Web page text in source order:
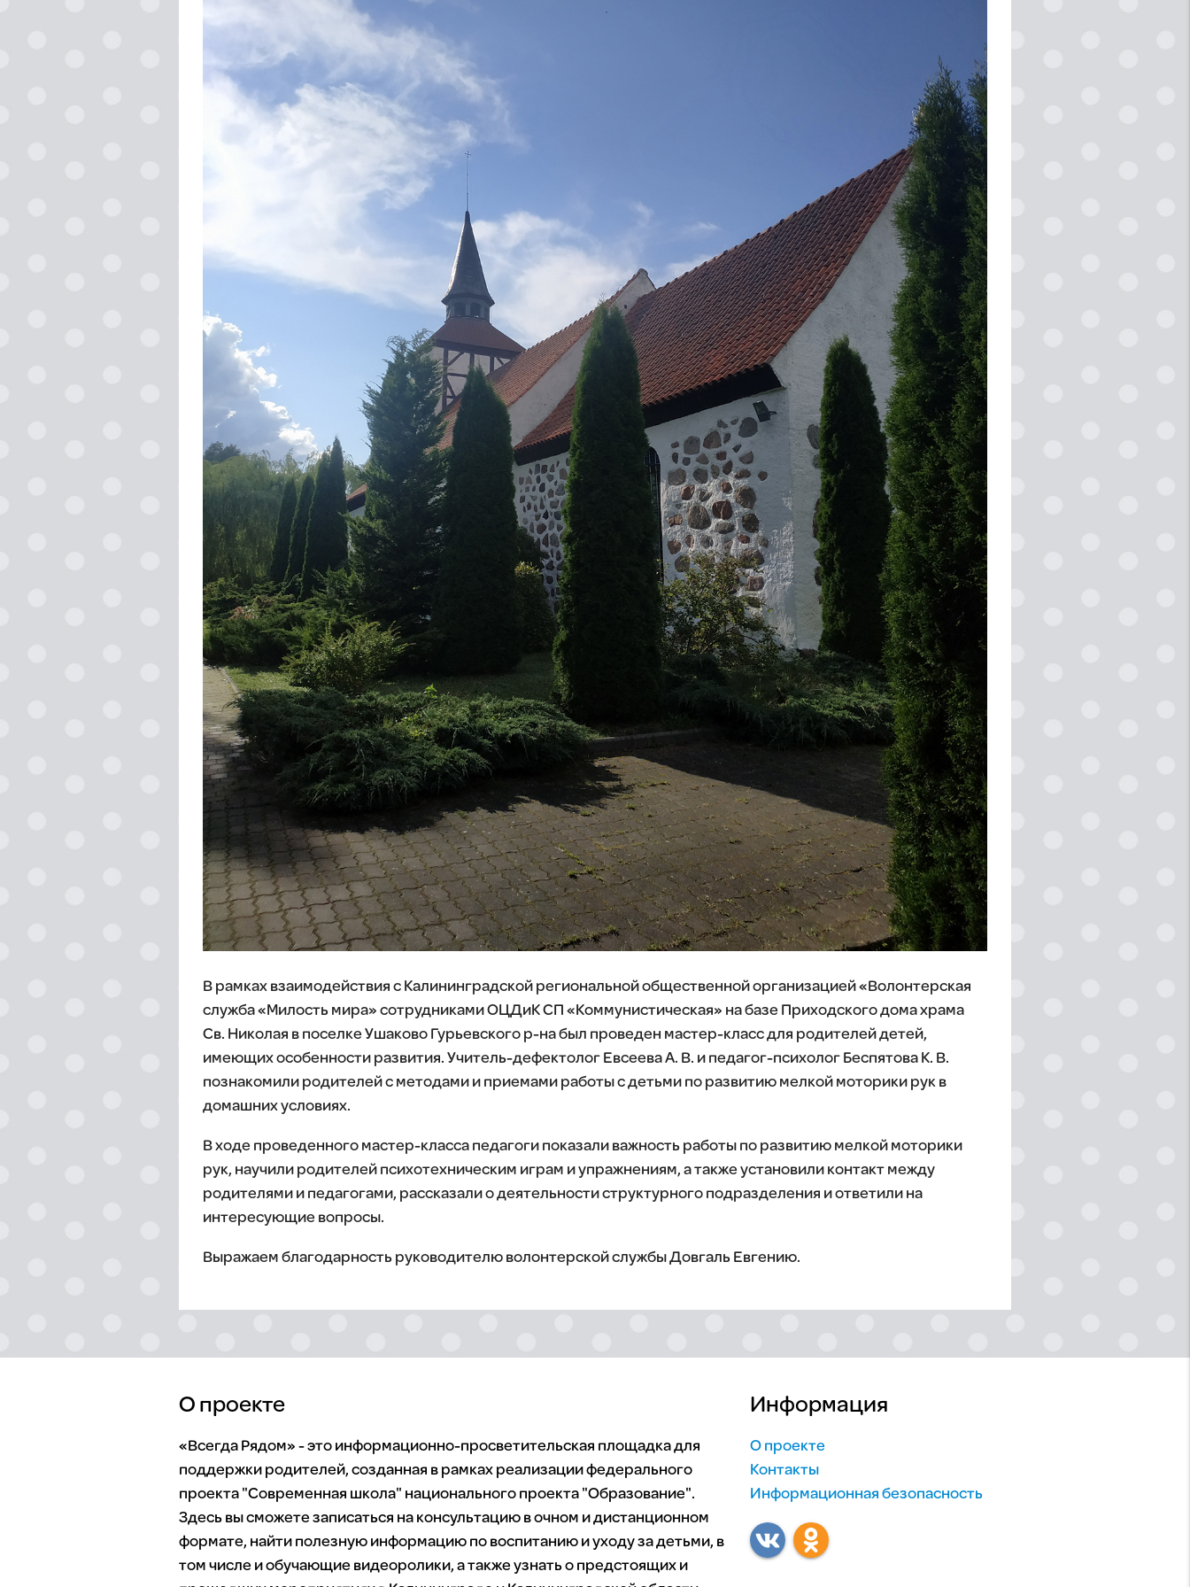
В рамках взаимодействия с Калининградской региональной общественной организацией «Волонтерская
служба «Милость мира» сотрудниками ОЦДиК СП «Коммунистическая» на базе Приходского дома храма
Св. Николая в поселке Ушаково Гурьевского р-на был проведен мастер-класс для родителей детей,
имеющих особенности развития. Учитель-дефектолог Евсеева А. В. и педагог-психолог Беспятова К. В.
познакомили родителей с методами и приемами работы с детьми по развитию мелкой моторики рук в
домашних условиях.
В ходе проведенного мастер-класса педагоги показали важность работы по развитию мелкой моторики
рук, научили родителей психотехническим играм и упражнениям, а также установили контакт между
родителями и педагогами, рассказали о деятельности структурного подразделения и ответили на
интересующие вопросы.
Выражаем благодарность руководителю волонтерской службы Довгаль Евгению.
О проекте
«Всегда Рядом» - это информационно-просветительская площадка для
поддержки родителей, созданная в рамках реализации федерального
проекта "Современная школа" национального проекта "Образование".
Здесь вы сможете записаться на консультацию в очном и дистанционном
формате, найти полезную информацию по воспитанию и уходу за детьми, в
том числе и обучающие видеоролики, а также узнать о предстоящих и
Информация
О проекте
Контакты
Информационная безопасность